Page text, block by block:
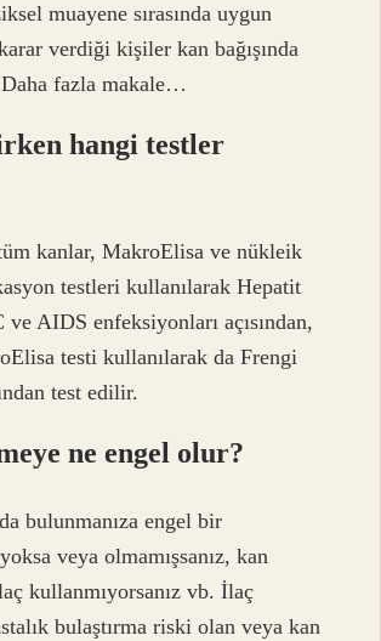
muayene sırasında uygun
verdiği kişiler kan bağışında
fazla makale…
hangi testler
kanlar, MakroElisa ve nükleik
testleri kullanılarak Hepatit
AIDS enfeksiyonları açısından,
testi kullanılarak da Frengi
test edilir.
ne engel olur?
bulunmanıza engel bir
yoksa veya olmamışsanız, kan
kullanmıyorsanız vb. İlaç
bulaştırma riski olan veya kan